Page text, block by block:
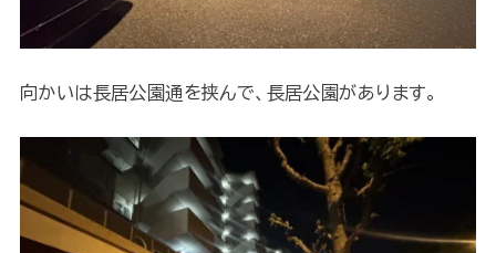
向かいは長居公園通を挟んで、長居公園があります。